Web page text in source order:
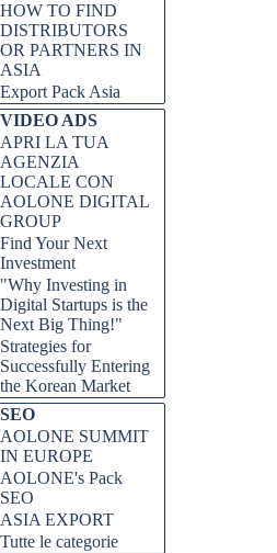
HOW TO FIND
DISTRIBUTORS
OR PARTNERS IN
ASIA
Export Pack Asia
VIDEO ADS
APRI LA TUA
AGENZIA
LOCALE CON
AOLONE DIGITAL
GROUP
Find Your Next
Investment
"Why Investing in
Digital Startups is the
Next Big Thing!"
Strategies for
Successfully Entering
the Korean Market
SEO
AOLONE SUMMIT
IN EUROPE
AOLONE's Pack
SEO
ASIA EXPORT
Tutte le categorie